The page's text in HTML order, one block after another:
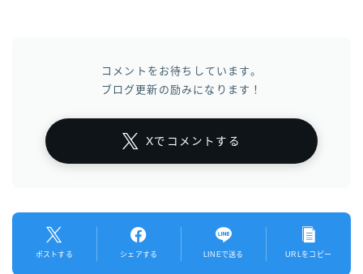
コメントをお待ちしています。
ブログ更新の励みになります！
Xでコメントする
ポストする シェアする LINEで送る URLをコピー